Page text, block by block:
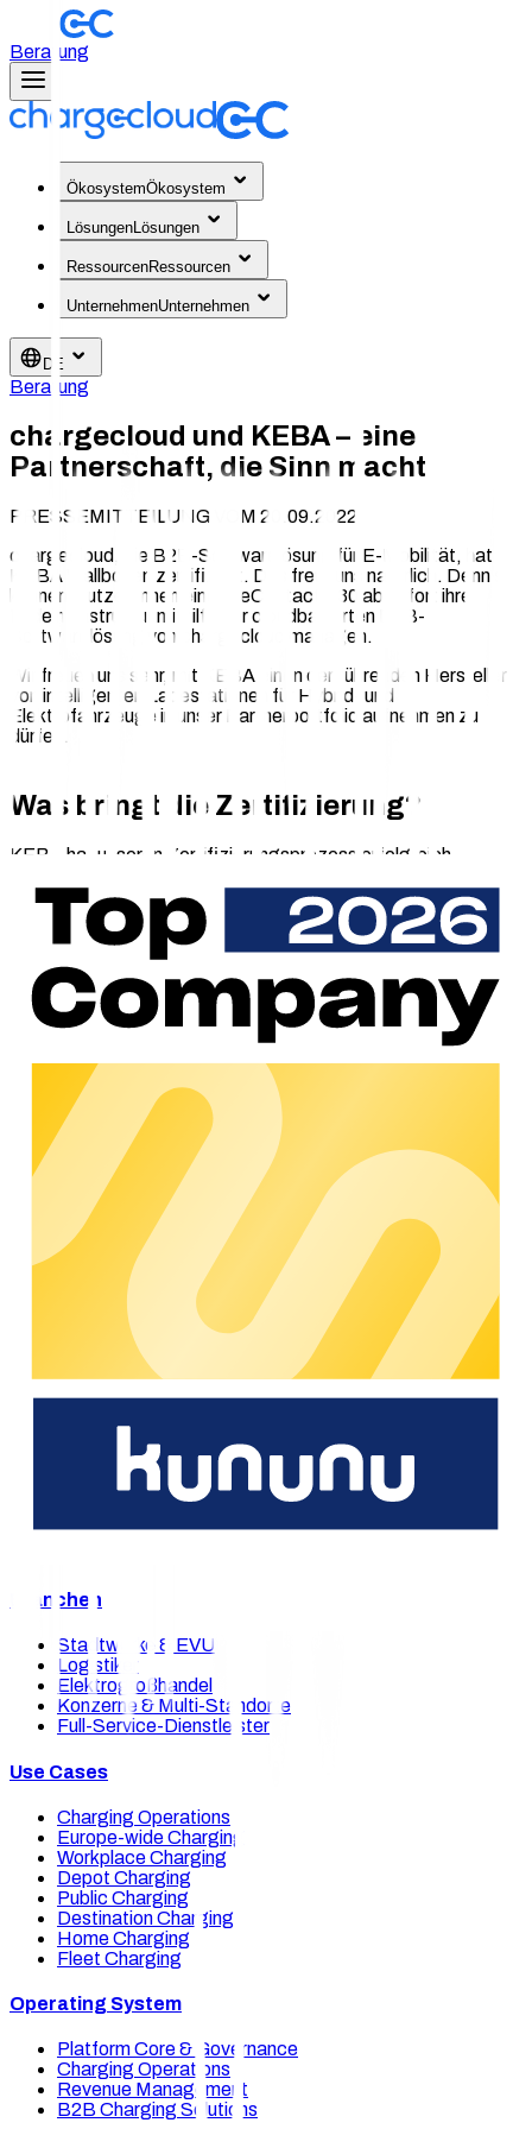
Beratung
ÖkosystemÖkosystem
LösungenLösungen
RessourcenRessourcen
UnternehmenUnternehmen
DE
Beratung
chargecloud und KEBA – eine
Partnerschaft, die Sinn macht
PRESSEMITTEILUNG VOM 20.09.2022
chargecloud, die B2B-Softwarelösung für E-Mobilität, hat
KEBA Wallboxen zertifiziert. Das freut uns natürlich. Denn so
können Nutzer:innen einer KeContact P30 ab sofort ihre
Ladeinfrastruktur mithilfe der cloudbasierten B2B-
Softwarelösung von chargecloud managen.
Wir freuen uns sehr, mit KEBA einen der führenden Hersteller
von intelligenten Ladestationen für Hybrid- und
Elektrofahrzeuge in unser Partnerportfolio aufnehmen zu
dürfen.
Was bringt die Zertifizierung?
KEBA hat unseren Zertifizierungsprozess erfolgreich
unser Backend der B2B-Lösung einbinden zu können.
Dadurch ist die Kompatibilität zwischen KEBA-Ladestationen
und chargecloud gegeben.
Was das bringt? Die Zertifizierung ermöglicht allen
Nutzer:innen einer KeContact P30 ab sofort die Integration
ihrer Wallbox mit unserer modularen Ladeverwaltungs- und
Abrechnungs-Software.
Was ist chargecloud?
Mit unseren cloudbasierten B2B-Softwarelösungen
ermöglichen wir es Unternehmen, ihre Ladeinfrastruktur
innerhalb einer einzigen Plattform zu verwalten. Das
Monitoring der Wallboxen, eine effiziente Kundenverwaltung,
die flexible Tarifgestaltung sowie eine vollautomatisierte
Rechnungslegung erfolgen über die chargecloud so aus einer
Damit die B2B-Software für jede Ladeinfrastruktur eines
Unternehmens die richtige Wahl ist, operieren wir
herstellerunabhängig. Wallboxen von mehr als 35 Herstellern
können mit der Software gesteuert und überwacht werden.
Darunter nun auch die Ladestationen von KEBA.
Wir beraten Sie gerne.
Sie interessieren sich für unsere E-Mobility-Lösungen? Gerne
helfen wir Ihnen weiter.
Branchen
Stadtwerke & EVU
Logistiker
Elektrogroßhandel
Konzerne & Multi-Standorte
Full-Service-Dienstleister
Use Cases
Charging Operations
Europe-wide Charging
Workplace Charging
Depot Charging
Public Charging
Destination Charging
Home Charging
Fleet Charging
Operating System
Platform Core & Governance
Charging Operations
Revenue Management
B2B Charging Solutions